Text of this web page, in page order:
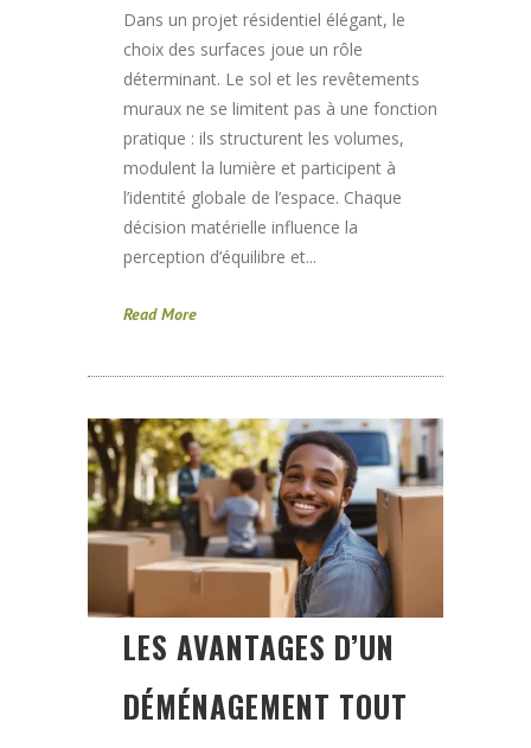
Dans un projet résidentiel élégant, le
choix des surfaces joue un rôle
déterminant. Le sol et les revêtements
muraux ne se limitent pas à une fonction
pratique : ils structurent les volumes,
modulent la lumière et participent à
l’identité globale de l’espace. Chaque
décision matérielle influence la
perception d’équilibre et...
Read More
LES AVANTAGES D’UN
DÉMÉNAGEMENT TOUT